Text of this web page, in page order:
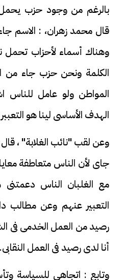
قال محمد زهران، : الاسم
وهناك أسماء لأحزاب
الكلمة ونحن حزب جاء من
المواطن ولو عامل للناس
الهدف الأساسى لينا هو
وعن لقب "نائب الغلابة" ،
جاى لأن الناس متعاطفة
مع الغلبان الناس دعمتنى
التعبير عنهم وعن مطالب
رصيد من العمل الخدمى فى
أنا لدى رصيد فى العمل النقابى.
وتابع : اتجاهى للسياسة